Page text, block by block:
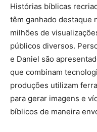
Histórias bíblicas
têm ganhado destaque
milhões de
públicos diversos.
e Daniel são
que combinam
produções utilizam
para gerar imagens e
bíblicos de maneira